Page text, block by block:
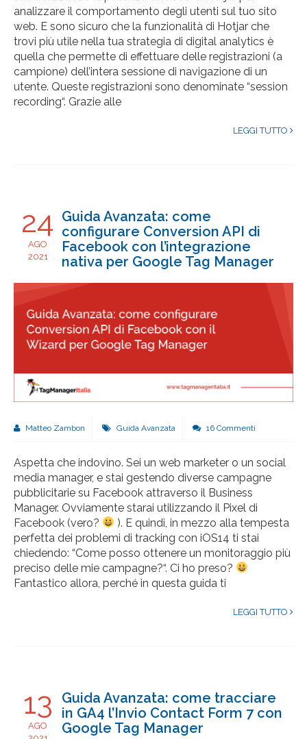
analizzare il comportamento degli utenti sul tuo sito
web. E sono sicuro che la funzionalità di Hotjar che
trovi più utile nella tua strategia di digital analytics è
quella che permette di effettuare delle registrazioni (a
campione) dell’intera sessione di navigazione di un
utente. Queste registrazioni sono denominate “session
recording“. Grazie alle
LEGGI TUTTO
24
AGO
2021
Guida Avanzata: come
configurare Conversion API di
Facebook con l’integrazione
nativa per Google Tag Manager
Matteo Zambon Guida Avanzata 16 Commenti
Aspetta che indovino. Sei un web marketer o un social
media manager, e stai gestendo diverse campagne
pubblicitarie su Facebook attraverso il Business
Manager. Ovviamente starai utilizzando il Pixel di
Facebook (vero?
). E quindi, in mezzo alla tempesta
perfetta dei problemi di tracking con iOS14 ti stai
chiedendo: “Come posso ottenere un monitoraggio più
preciso delle mie campagne?“. Ci ho preso?
Fantastico allora, perché in questa guida ti
LEGGI TUTTO
13
AGO
Guida Avanzata: come tracciare
in GA4 l’Invio Contact Form 7 con
Google Tag Manager